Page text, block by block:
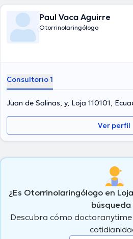
Paul Vaca Aguirre
Otorrinolaringólogo
Consultorio 1
Juan de Salinas, y, Loja 110101,
Ver perfil
¿Es Otorrinolaringólogo en
búsqueda
Descubra cómo